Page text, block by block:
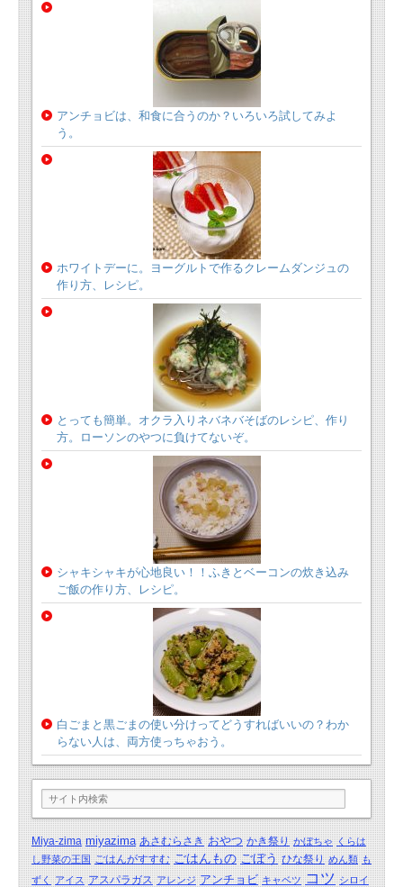
アンチョビは、和食に合うのか？いろいろ試してみよ
う。
ホワイトデーに。ヨーグルトで作るクレームダンジュの
作り方、レシピ。
とっても簡単。オクラ入りネバネバそばのレシピ、作り
方。ローソンのやつに負けてないぞ。
シャキシャキが心地良い！！ふきとベーコンの炊き込み
ご飯の作り方、レシピ。
白ごまと黒ごまの使い分けってどうすればいいの？わか
らない人は、両方使っちゃおう。
Miya-zima miyazima あさむらさき おやつ かき祭り かぼちゃ くらは
し野菜の王国 ごはんがすすむ ごはんもの ごぼう ひな祭り めん類 も
ずく アイス アスパラガス アレンジ アンチョビ キャベツ コツ シロイ